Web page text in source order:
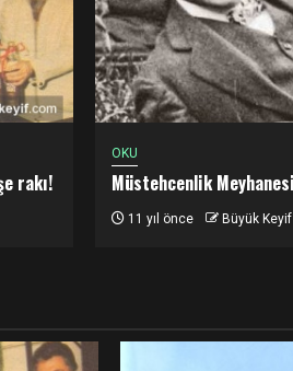
rakı!
OKU
Müstehcenlik Meyhanesi
11 yıl önce Büyük Keyif